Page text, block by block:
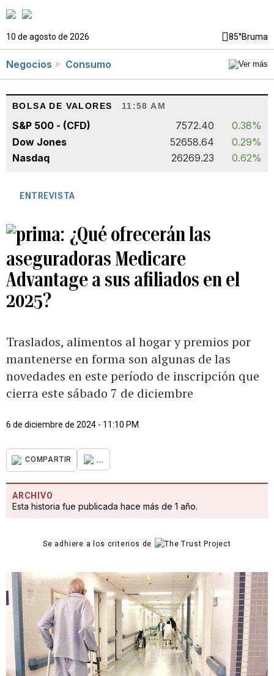
10 de agosto de 2026 85°Bruma
Negocios Consumo
BOLSA DE VALORES 11:58 AM
S&P 500 - (CFD) 7572.40
0.38%
Dow Jones
52658.64
0.29%
Nasdaq
26269.23 0.62%
ENTREVISTA
¿Qué ofrecerán las
aseguradoras Medicare
Advantage a sus afiliados en el
2025?
Traslados, alimentos al hogar y premios por
mantenerse en forma son algunas de las
novedades en este período de inscripción que
cierra este sábado 7 de diciembre
6 de diciembre de 2024 - 11:10 PM
COMPARTIR ...
ARCHIVO
Esta historia fue publicada hace más de 1 año.
Se adhiere a los criterios de